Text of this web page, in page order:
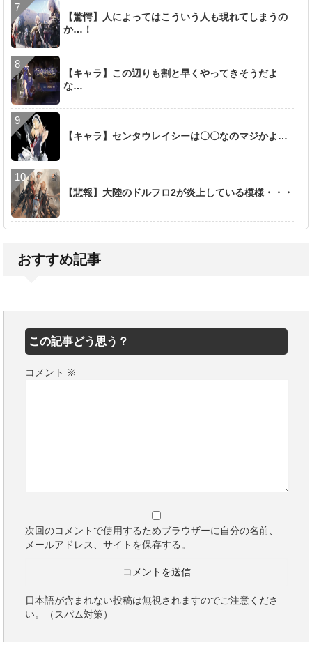
【驚愕】人によってはこういう人も現れてしまうの
か…！
【キャラ】この辺りも割と早くやってきそうだよ
な…
【キャラ】センタウレイシーは〇〇なのマジかよ…
【悲報】大陸のドルフロ2が炎上している模様・・・
おすすめ記事
この記事どう思う？
コメント ※
次回のコメントで使用するためブラウザーに自分の名前、
メールアドレス、サイトを保存する。
日本語が含まれない投稿は無視されますのでご注意くださ
い。（スパム対策）